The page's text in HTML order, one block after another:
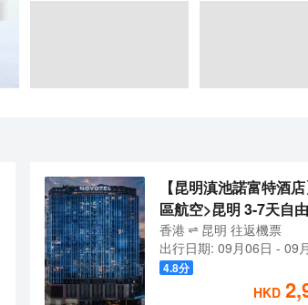
【昆明滇池諾富特酒
區航空>昆明 3-7天自
香港 昆明 往返機票
出行日期: 09月06日 - 09
4.8分
HKD